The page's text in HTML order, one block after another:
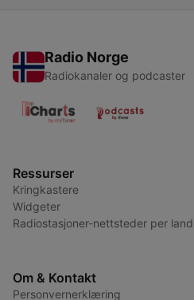
Radio Norge
Radiokanaler og podcaster
Ressurser
Kringkastere
Widgeter
Radiostasjoner-nettsteder per land
Om & Kontakt
Personvernerklæring